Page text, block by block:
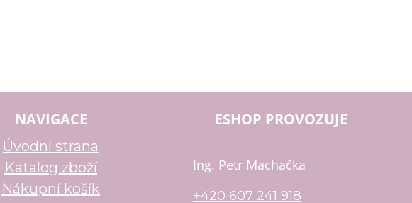
NAVIGACE
Úvodní strana
Katalog zboží
Nákupní košík
ESHOP PROVOZUJE
Ing. Petr Machačka
+420 607 241 918